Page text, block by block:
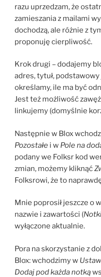
razu uprzedzam, że
zamieszania z mailami
dochodzą, ale różnie z
proponuję cierpliwość.
Krok drugi – dodajemy
adres, tytuł,
określamy, ile ma być
Jest też możliwość
linkujemy (domyślnie
Następnie w Blox
Pozostałe i w Pole na
podany we Folksr kod
zmian, możemy kliknąć
Folksrowi, że to
Mnie poprosił jeszcze o
nazwie i zawartości (
wyłączone aktualnie.
Pora na skorzystanie z
Blox: wchodzimy w
Dodaj pod każda notką